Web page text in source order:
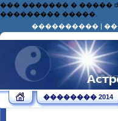
��� ������� � �����
��������� �����.
���������� |
�������� 2014